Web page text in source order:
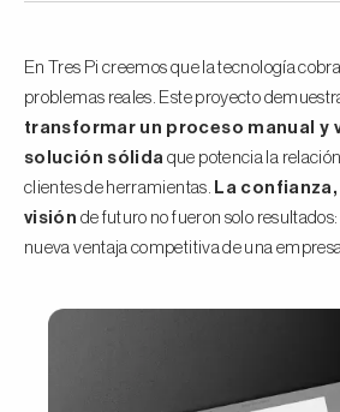
En Tres Pi creemos que la tecnología
problemas reales. Este proyecto
transformar un proceso manual y
solución sólida que potencia la
clientes de herramientas. La
visión de futuro no fueron solo
nueva ventaja competitiva de una